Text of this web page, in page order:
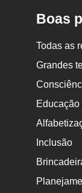
Boas
Todas as
Grandes
Educação
Inclusão